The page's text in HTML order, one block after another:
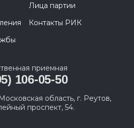
Лица партии
Контакты РИК
приемная
106-05-50
область, г. Реутов,
проспект, 54.